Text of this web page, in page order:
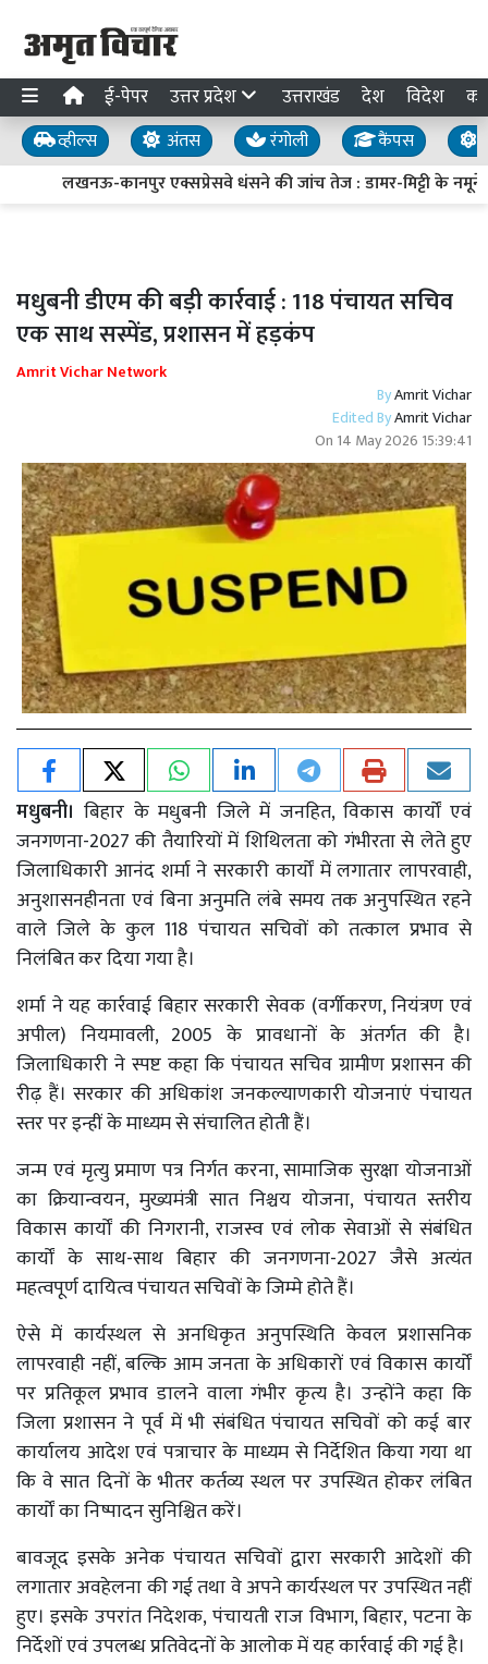
ई-पेपर उत्तर प्रदेश उत्तराखंड देश विदेश
व्हील्स अंतस रंगोली कैंपस
लखनऊ-कानपुर एक्सप्रेसवे धंसने की जांच तेज : डामर-मिट्टी के नमूने
मधुबनी डीएम की बड़ी कार्रवाई : 118 पंचायत सचिव
एक साथ सस्पेंड, प्रशासन में हड़कंप
Amrit Vichar Network
ByAmrit Vichar
Edited ByAmrit Vichar
On 14 May 2026 15:39:41
मधुबनी। बिहार के मधुबनी जिले में जनहित, विकास कार्यों एवं
जनगणना-2027 की तैयारियों में शिथिलता को गंभीरता से लेते हुए
जिलाधिकारी आनंद शर्मा ने सरकारी कार्यों में लगातार लापरवाही,
अनुशासनहीनता एवं बिना अनुमति लंबे समय तक अनुपस्थित रहने
वाले जिले के कुल 118 पंचायत सचिवों को तत्काल प्रभाव से
निलंबित कर दिया गया है।
शर्मा ने यह कार्रवाई बिहार सरकारी सेवक (वर्गीकरण, नियंत्रण एवं
अपील) नियमावली, 2005 के प्रावधानों के अंतर्गत की है।
जिलाधिकारी ने स्पष्ट कहा कि पंचायत सचिव ग्रामीण प्रशासन की
रीढ़ हैं। सरकार की अधिकांश जनकल्याणकारी योजनाएं पंचायत
स्तर पर इन्हीं के माध्यम से संचालित होती हैं।
जन्म एवं मृत्यु प्रमाण पत्र निर्गत करना, सामाजिक सुरक्षा योजनाओं
का क्रियान्वयन, मुख्यमंत्री सात निश्चय योजना, पंचायत स्तरीय
विकास कार्यों की निगरानी, राजस्व एवं लोक सेवाओं से संबंधित
कार्यों के साथ-साथ बिहार की जनगणना-2027 जैसे अत्यंत
महत्वपूर्ण दायित्व पंचायत सचिवों के जिम्मे होते हैं।
ऐसे में कार्यस्थल से अनधिकृत अनुपस्थिति केवल प्रशासनिक
लापरवाही नहीं, बल्कि आम जनता के अधिकारों एवं विकास कार्यों
पर प्रतिकूल प्रभाव डालने वाला गंभीर कृत्य है। उन्होंने कहा कि
जिला प्रशासन ने पूर्व में भी संबंधित पंचायत सचिवों को कई बार
कार्यालय आदेश एवं पत्राचार के माध्यम से निर्देशित किया गया था
कि वे सात दिनों के भीतर कर्तव्य स्थल पर उपस्थित होकर लंबित
कार्यों का निष्पादन सुनिश्चित करें।
बावजूद इसके अनेक पंचायत सचिवों द्वारा सरकारी आदेशों की
लगातार अवहेलना की गई तथा वे अपने कार्यस्थल पर उपस्थित नहीं
हुए। इसके उपरांत निदेशक, पंचायती राज विभाग, बिहार, पटना के
निर्देशों एवं उपलब्ध प्रतिवेदनों के आलोक में यह कार्रवाई की गई है।